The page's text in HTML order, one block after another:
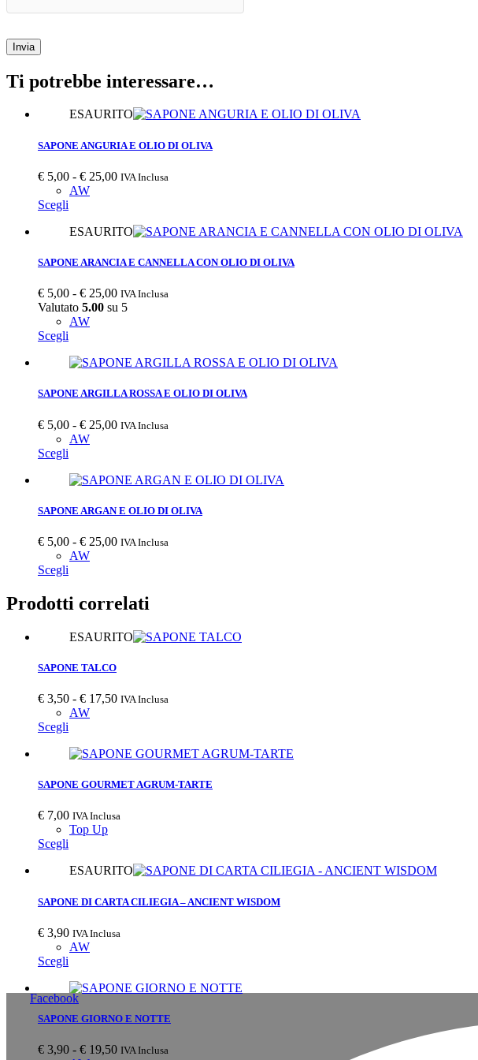
Invia
Ti potrebbe interessare…
ESAURITO
SAPONE ANGURIA E OLIO DI OLIVA
€ 5,00 - € 25,00Fascia
€ 5,00
€ 25,00
IVA Inclusa
AW
Scegli
ha
varianti.
opzioni
possono
essere
scelte
nella
pagina
prodotto
ESAURITO
SAPONE ARANCIA E CANNELLA CON OLIO DI OLIVA
€ 5,00 - € 25,00Fascia
di
a
IVA Inclusa
Valutato 5.00 su 5
AW
Scegli
ha
varianti.
opzioni
possono
essere
scelte
nella
del
prodotto
SAPONE ARGILLA ROSSA E OLIO DI OLIVA
€ 5,00 - € 25,00Fascia
€ 5,00
€ 25,00
IVA Inclusa
AW
Scegli
ha
varianti.
opzioni
possono
essere
scelte
nella
pagina
prodotto
SAPONE ARGAN E OLIO DI OLIVA
€ 5,00 - € 25,00Fascia
€ 5,00
a
IVA Inclusa
AW
Scegli
ha
più
Le
possono
scelte
nella
prodotto
Prodotti correlati
ESAURITO
SAPONE TALCO
€ 3,50 - € 17,50Fascia
€ 3,50
€ 17,50
IVA Inclusa
AW
Scegli
ha
varianti.
opzioni
possono
essere
scelte
nella
del
prodotto
SAPONE GOURMET AGRUM-TARTE
€ 7,00 IVA Inclusa
Top Up
Scegli
ESAURITO
SAPONE DI CARTA CILIEGIA – ANCIENT WISDOM
€ 3,90 IVA Inclusa
AW
Scegli
SAPONE GIORNO E NOTTE
€ 3,90 - € 19,50Fascia
IVA Inclusa
Facebook